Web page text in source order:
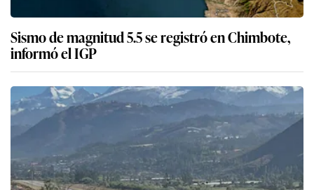
Sismo de magnitud 5.5 se registró en Chimbote,
informó el IGP